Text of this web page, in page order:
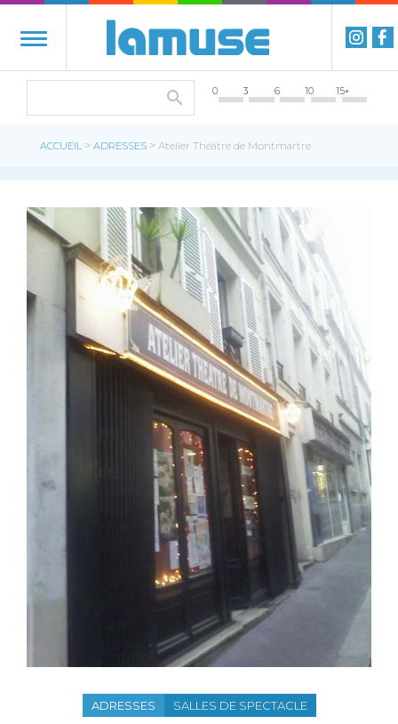
0 3 6 10 15+
ACCUEIL > ADRESSES > Atelier Théâtre de Montmartre
ADRESSES SALLES DE SPECTACLE